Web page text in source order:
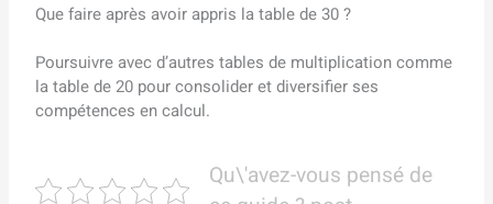
Que faire après avoir appris la table de 30 ?
Poursuivre avec d’autres tables de multiplication comme
la table de 20 pour consolider et diversifier ses
compétences en calcul.
Qu\'avez-vous pensé de